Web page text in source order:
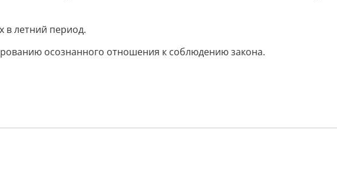
в летний период.
осознанного отношения к соблюдению закона.